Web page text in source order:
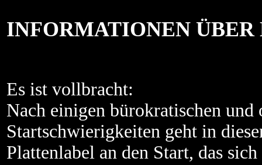
INFORMATIONEN ÜBER
Es ist vollbracht:
Nach einigen bürokratischen und
Startschwierigkeiten geht in
Plattenlabel an den Start, das